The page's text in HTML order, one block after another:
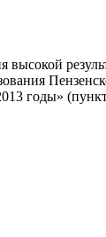
годы»